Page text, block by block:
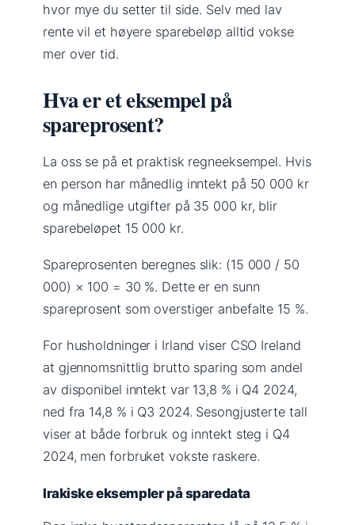
hvor mye du setter til side. Selv med lav
rente vil et høyere sparebeløp alltid vokse
mer over tid.
Hva er et eksempel på
spareprosent?
La oss se på et praktisk regneeksempel. Hvis
en person har månedlig inntekt på 50 000 kr
og månedlige utgifter på 35 000 kr, blir
sparebeløpet 15 000 kr.
Spareprosenten beregnes slik: (15 000 / 50
000) × 100 = 30 %. Dette er en sunn
spareprosent som overstiger anbefalte 15 %.
For husholdninger i Irland viser CSO Ireland
at gjennomsnittlig brutto sparing som andel
av disponibel inntekt var 13,8 % i Q4 2024,
ned fra 14,8 % i Q3 2024. Sesongjusterte tall
viser at både forbruk og inntekt steg i Q4
2024, men forbruket vokste raskere.
Irakiske eksempler på sparedata